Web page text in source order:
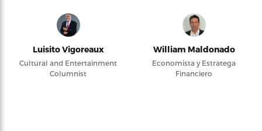
Luisito Vigoreaux
Cultural and Entertainment
Columnist
William Maldonado
Economista y Estratega
Financiero